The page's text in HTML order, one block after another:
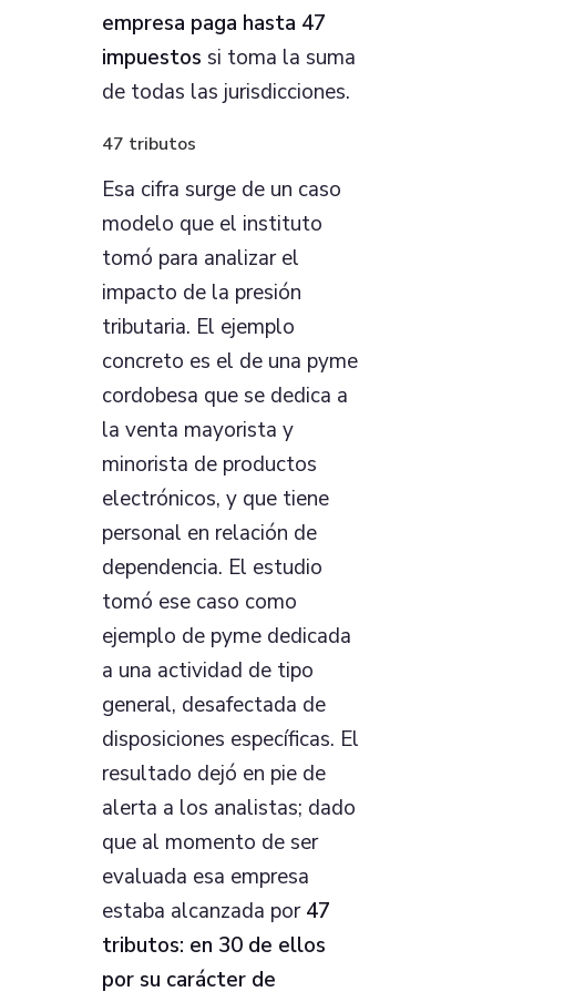
empresa paga hasta 47
impuestos si toma la suma
de todas las jurisdicciones.
47 tributos
Esa cifra surge de un caso
modelo que el instituto
tomó para analizar el
impacto de la presión
tributaria. El ejemplo
concreto es el de una pyme
cordobesa que se dedica a
la venta mayorista y
minorista de productos
electrónicos, y que tiene
personal en relación de
dependencia. El estudio
tomó ese caso como
ejemplo de pyme dedicada
a una actividad de tipo
general, desafectada de
disposiciones específicas. El
resultado dejó en pie de
alerta a los analistas; dado
que al momento de ser
evaluada esa empresa
estaba alcanzada por47
tributos: en 30 de ellos
por su carácter de